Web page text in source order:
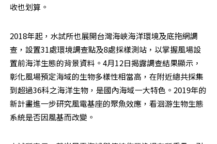
收也划算。
2018年起，水試所也展開台灣海峽海洋環境及底拖網調
查，設置31處環境調查點及8處採樣測站，以掌握風場設
置前海洋生態的背景資料。4月12日揭露調查結果顯示，
彰化風場預定海域的生物多樣性相當高，在附近總共採集
到超過36科之海洋生物，是國內海域一大特色。2019年的
新計畫進一步研究風電基座的聚魚效應，看洄游生物生態
系統是否因風基而改變。